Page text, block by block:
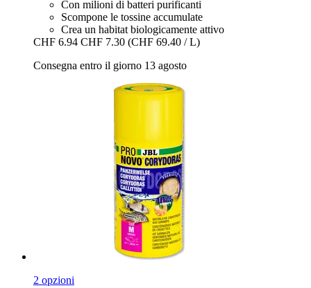
Con milioni di batteri purificanti
Scompone le tossine accumulate
Crea un habitat biologicamente attivo
CHF 6.94 CHF 7.30 (CHF 69.40 / L)
Consegna entro il giorno 13 agosto
2 opzioni